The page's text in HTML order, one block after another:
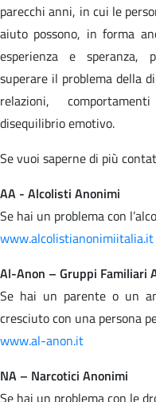
parecchi anni, in cui le
aiuto possono, in forma
esperienza e speranza,
superare il problema della
relazioni,
disequilibrio emotivo.
Se vuoi saperne di più
AA - Alcolisti Anonimi
Se hai un problema con
www.alcolistianonimiitalia.it
Al-Anon – Gruppi Familiari
Se hai un parente o un
cresciuto con una persona
www.al-anon.it
NA – Narcotici Anonimi
Se hai un problema con le